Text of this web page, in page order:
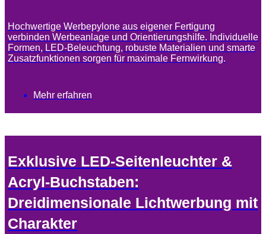
Hochwertige Werbepylone aus eigener Fertigung
verbinden Werbeanlage und Orientierungshilfe. Individuelle
Formen, LED-Beleuchtung, robuste Materialien und smarte
Zusatzfunktionen sorgen für maximale Fernwirkung.
Mehr erfahren
Exklusive LED-Seitenleuchter &
Acryl-Buchstaben:
Dreidimensionale Lichtwerbung mit
Charakter